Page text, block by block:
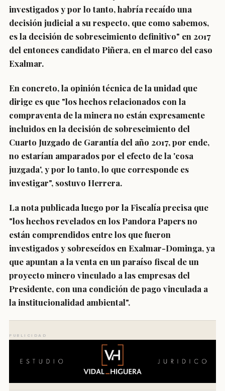
investigados y por lo tanto, habría recaído una
decisión judicial a su respecto, que como sabemos,
es la decisión de sobreseimiento definitivo" en 2017
del entonces candidato Piñera, en el marco del caso
Exalmar.
En concreto, la opinión técnica de la unidad que
dirige es que "los hechos relacionados con la
compraventa de la minera no están expresamente
incluidos en la decisión de sobreseimiento del
Cuarto Juzgado de Garantía del año 2017, por ende,
no estarían amparados por el efecto de la 'cosa
juzgada', y por lo tanto, lo que corresponde es
investigar", sostuvo Herrera.
La nota publicada luego por la Fiscalía precisa que
"los hechos revelados en los Pandora Papers no
están comprendidos entre los que fueron
investigados y sobreseídos en Exalmar-Dominga, ya
que apuntan a la venta en un paraíso fiscal de un
proyecto minero vinculado a las empresas del
Presidente, con una condición de pago vinculada a
la institucionalidad ambiental".
PUBLICIDAD